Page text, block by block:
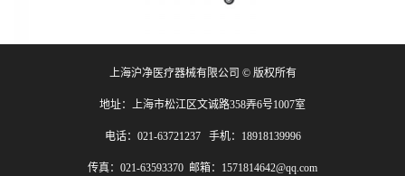
上海沪净医疗器械有限公司 © 版权所有
地址：上海市松江区文诚路358弄6号1007室
电话：021-63721237 手机：18918139996
传真：021-63593370 邮箱：1571814642@qq.com